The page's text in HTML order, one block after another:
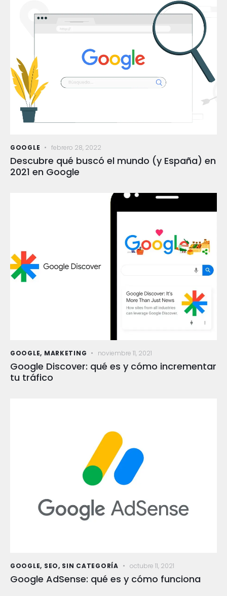
GOOGLE febrero 28, 2022
Descubre qué buscó el mundo (y España) en
2021 en Google
GOOGLE, MARKETING noviembre 11, 2021
Google Discover: qué es y cómo incrementar
tu tráfico
GOOGLE, SEO, SIN CATEGORÍA octubre 11, 2021
Google AdSense: qué es y cómo funciona